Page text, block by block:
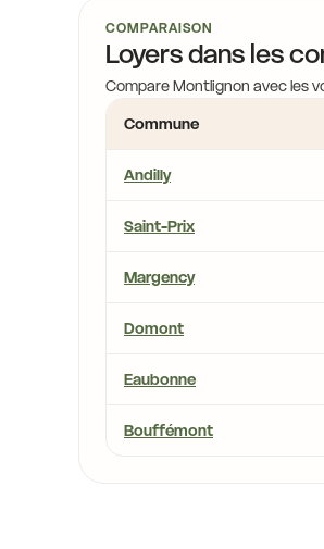
COMPARAISON
Loyers dans les
Compare Montlignon avec les
Commune
Andilly
Saint-Prix
Margency
Domont
Eaubonne
Bouffémont